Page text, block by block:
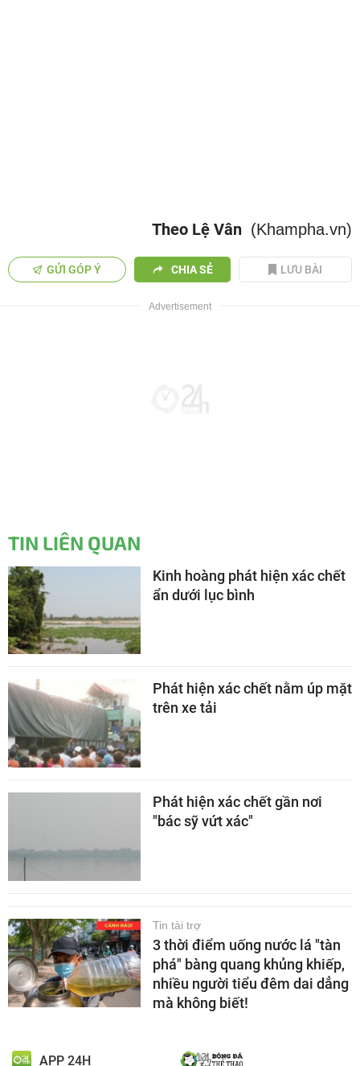
Theo Lệ Vân (Khampha.vn)
GỬI GÓP Ý CHIA SẺ LƯU BÀI
TIN LIÊN QUAN
Kinh hoàng phát hiện xác chết
ẩn dưới lục bình
Phát hiện xác chết nằm úp mặt
trên xe tải
Phát hiện xác chết gần nơi
"bác sỹ vứt xác"
Tin tài trợ
3 thời điểm uống nước lá "tàn
phá" bàng quang khủng khiếp,
nhiều người tiểu đêm dai dẳng
mà không biết!
APP 24H